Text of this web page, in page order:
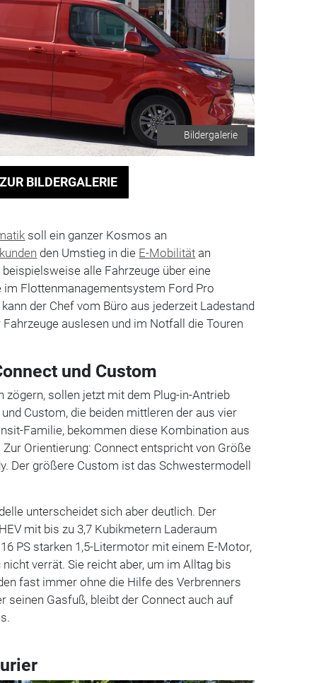
Bildergalerie
ZUR BILDERGALERIE
soll ein ganzer Kosmos an
den Umstieg in die E-Mobilität an
alle Fahrzeuge über eine
Flottenmanagementsystem Ford Pro
der Chef vom Büro aus jederzeit Ladestand
auslesen und im Notfall die Touren
und Custom
zögern, sollen jetzt mit dem Plug-in-Antrieb
Custom, die beiden mittleren der aus vier
Familie, bekommen diese Kombination aus
Zur Orientierung: Connect entspricht von Größe
Der größere Custom ist das Schwestermodell
unterscheidet sich aber deutlich. Der
mit bis zu 3,7 Kubikmetern Laderaum
PS starken 1,5-Litermotor mit einem E-Motor,
verrät. Sie reicht aber, um im Alltag bis
fast immer ohne die Hilfe des Verbrenners
seinen Gasfuß, bleibt der Connect auch auf